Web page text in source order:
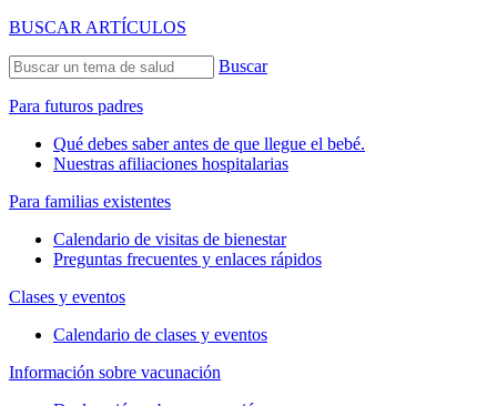
BUSCAR ARTÍCULOS
Buscar
Para futuros padres
Qué debes saber antes de que llegue el bebé.
Nuestras afiliaciones hospitalarias
Para familias existentes
Calendario de visitas de bienestar
Preguntas frecuentes y enlaces rápidos
Clases y eventos
Calendario de clases y eventos
Información sobre vacunación